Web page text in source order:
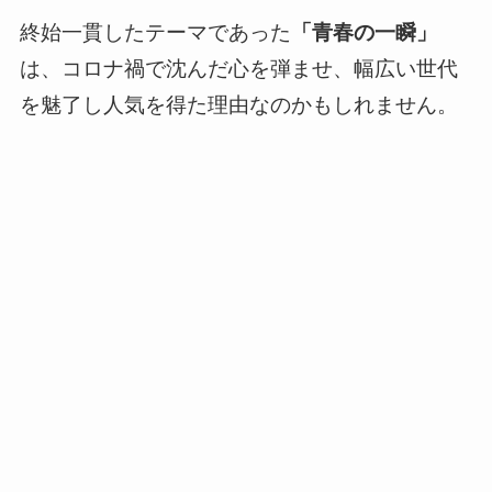
終始一貫したテーマであった 「青春の一瞬」
は、コロナ禍で沈んだ心を弾ませ、幅広い世代
を魅了し人気を得た理由なのかもしれません。